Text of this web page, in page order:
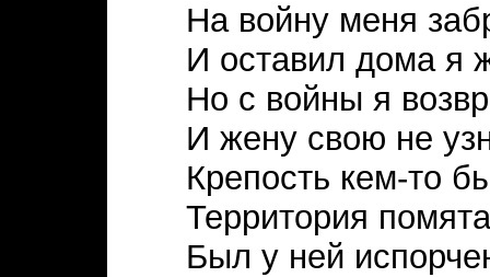
На войну меня
И оставил дома я
Но с войны я
И жену свою не
Крепость кем-то
Территория
Был у ней